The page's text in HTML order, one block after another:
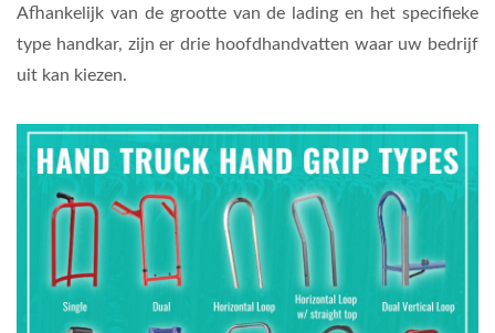
Afhankelijk van de grootte van de lading en het specifieke
type handkar, zijn er drie hoofdhandvatten waar uw bedrijf
uit kan kiezen.